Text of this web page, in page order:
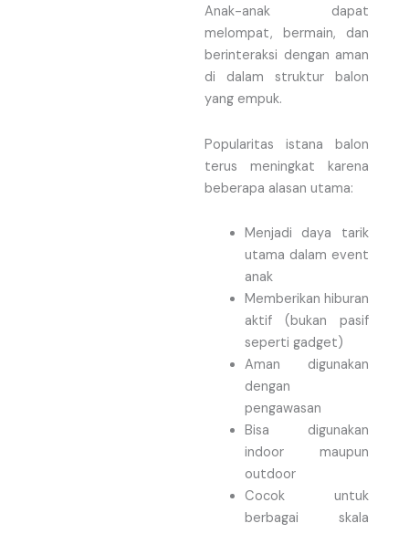
Anak-anak dapat
melompat, bermain, dan
berinteraksi dengan aman
di dalam struktur balon
yang empuk.
Popularitas istana balon
terus meningkat karena
beberapa alasan utama:
Menjadi daya tarik
utama dalam event
anak
Memberikan hiburan
aktif (bukan pasif
seperti gadget)
Aman digunakan
dengan
pengawasan
Bisa digunakan
indoor maupun
outdoor
Cocok untuk
berbagai skala